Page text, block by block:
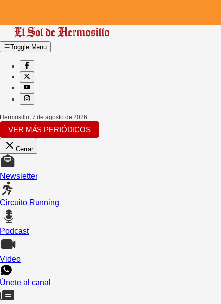
Toggle Menu
Hermosillo 7 de agosto de 2026
VER MÁS PERIÓDICOS
Cerrar
Newsletter
Circuito Running
Podcast
Video
Únete al canal